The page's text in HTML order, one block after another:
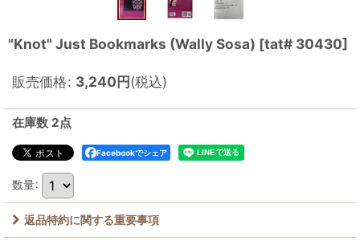
"Knot" Just Bookmarks (Wally Sosa) [tat# 30430]
販売価格: 3,240円(税込)
在庫数 2点
Facebookでシェア
数量:
返品特約に関する重要事項